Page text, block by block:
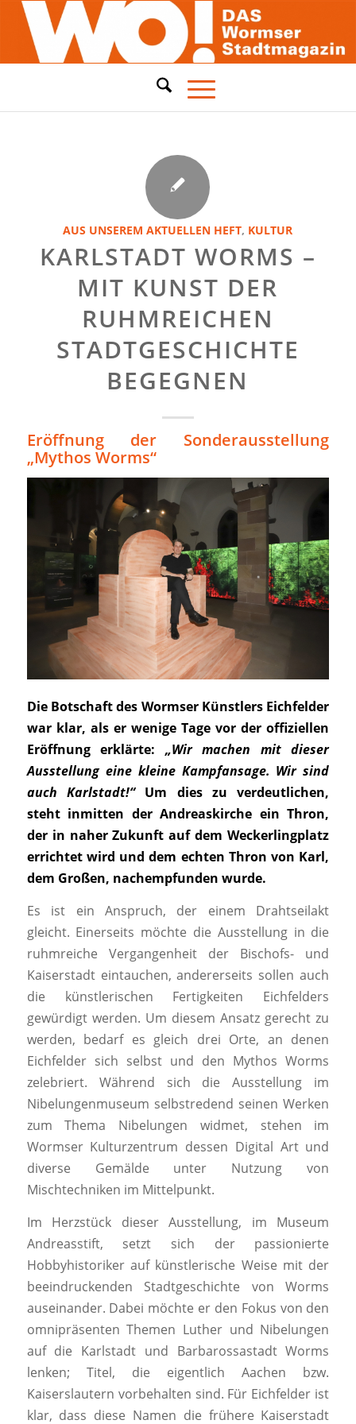
AUS UNSEREM AKTUELLEN HEFT, KULTUR
KARLSTADT WORMS –
MIT KUNST DER
RUHMREICHEN
STADTGESCHICHTE
BEGEGNEN
Eröffnung der Sonderausstellung
„Mythos Worms“
Die Botschaft des Wormser Künstlers Eichfelder
war klar, als er wenige Tage vor der offiziellen
Eröffnung erklärte: „Wir machen mit dieser
Ausstellung eine kleine Kampfansage. Wir sind
auch Karlstadt!“Um dies zu verdeutlichen,
steht inmitten der Andreaskirche ein Thron,
der in naher Zukunft auf dem Weckerlingplatz
errichtet wird und dem echten Thron von Karl,
dem Großen, nachempfunden wurde.
Es ist ein Anspruch, der einem Drahtseilakt
gleicht. Einerseits möchte die Ausstellung in die
ruhmreiche Vergangenheit der Bischofs- und
Kaiserstadt eintauchen, andererseits sollen auch
die künstlerischen Fertigkeiten Eichfelders
gewürdigt werden. Um diesem Ansatz gerecht zu
werden, bedarf es gleich drei Orte, an denen
Eichfelder sich selbst und den Mythos Worms
zelebriert. Während sich die Ausstellung im
Nibelungenmuseum selbstredend seinen Werken
zum Thema Nibelungen widmet, stehen im
Wormser Kulturzentrum dessen Digital Art und
diverse Gemälde unter Nutzung von
Mischtechniken im Mittelpunkt.
Im Herzstück dieser Ausstellung, im Museum
Andreasstift, setzt sich der passionierte
Hobbyhistoriker auf künstlerische Weise mit der
beeindruckenden Stadtgeschichte von Worms
auseinander. Dabei möchte er den Fokus von den
omnipräsenten Themen Luther und Nibelungen
auf die Karlstadt und Barbarossastadt Worms
lenken; Titel, die eigentlich Aachen bzw.
Kaiserslautern vorbehalten sind. Für Eichfelder ist
klar, dass diese Namen die frühere Kaiserstadt